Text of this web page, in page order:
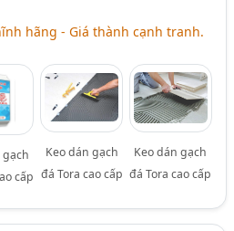
hãng - Giá thành cạnh tranh.
gạch
cấp
Keo dán gạch
đá Tora cao cấp
Keo dán gạch
đá Tora cao cấp